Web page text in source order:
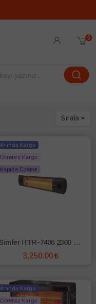
0
Sırala
Anında Kargo
Ücretsiz Kargo
Kapıda Ödeme
Simfer HTR-7406 2300 W Termostatlı Dış Mekan Elektrikli Duvar Tipi Infrared Isıtıcı
3,250.00
SEPETE EKLE
Anında Kargo
Ücretsiz Kargo